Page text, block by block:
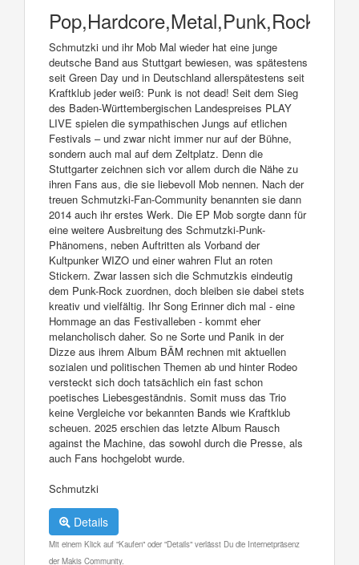
Pop,Hardcore,Metal,Punk,Rock
Schmutzki und ihr Mob Mal wieder hat eine junge
deutsche Band aus Stuttgart bewiesen, was spätestens
seit Green Day und in Deutschland allerspätestens seit
Kraftklub jeder weiß: Punk is not dead! Seit dem Sieg
des Baden-Württembergischen Landespreises PLAY
LIVE spielen die sympathischen Jungs auf etlichen
Festivals – und zwar nicht immer nur auf der Bühne,
sondern auch mal auf dem Zeltplatz. Denn die
Stuttgarter zeichnen sich vor allem durch die Nähe zu
ihren Fans aus, die sie liebevoll Mob nennen. Nach der
treuen Schmutzki-Fan-Community benannten sie dann
2014 auch ihr erstes Werk. Die EP Mob sorgte dann für
eine weitere Ausbreitung des Schmutzki-Punk-
Phänomens, neben Auftritten als Vorband der
Kultpunker WIZO und einer wahren Flut an roten
Stickern. Zwar lassen sich die Schmutzkis eindeutig
dem Punk-Rock zuordnen, doch bleiben sie dabei stets
kreativ und vielfältig. Ihr Song Erinner dich mal - eine
Hommage an das Festivalleben - kommt eher
melancholisch daher. So ne Sorte und Panik in der
Dizze aus ihrem Album BÄM rechnen mit aktuellen
sozialen und politischen Themen ab und hinter Rodeo
versteckt sich doch tatsächlich ein fast schon
poetisches Liebesgeständnis. Somit muss das Trio
keine Vergleiche vor bekannten Bands wie Kraftklub
scheuen. 2025 erschien das letzte Album Rausch
against the Machine, das sowohl durch die Presse, als
auch Fans hochgelobt wurde.
Schmutzki
Details
Mit einem Klick auf "Kaufen" oder "Details" verlässt Du die Internetpräsenz
der Makis Community.